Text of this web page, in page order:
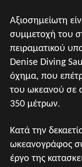
Αξιοσημείωτη
συμμετοχή του
πειραματικού
Denise Diving
όχημα, που
του ωκεανού σε
350 μέτρων.
Κατά την
ωκεανογράφος
έργο της